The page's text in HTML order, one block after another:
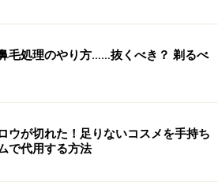
におすすめの縄の選び方
！
な種類のものが購入できます。安
ップでも購入可能ですし、本格的
合はボクサー仕様の縄でも良いで
毛処理のやり方……抜くべき？ 剃るべ
ウが切れた！足りないコスメを手持ち
で代用する方法